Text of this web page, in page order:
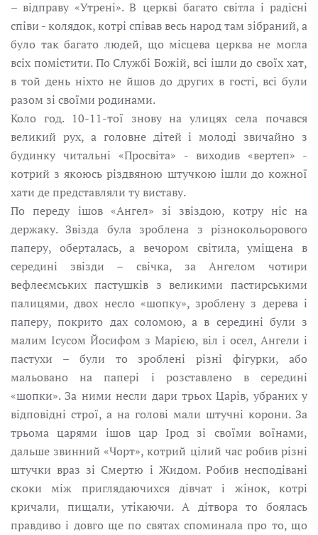
– відправу «Утрені». В церкві багато світла і радісні
співи - колядок, котрі співав весь народ там зібраний, а
було так багато людей, що місцева церква не могла
всіх помістити. По Службі Божій, всі ішли до своїх хат,
в той день ніхто не йшов до других в гості, всі були
разом зі своїми родинами.
Коло год. 10-11-тої знову на улицях села почався
великий рух, а головне дітей і молоді звичайно з
будинку читальні «Просвіта» - виходив «вертеп» -
котрий з якоюсь різдвяною штучкою ішли до кожної
хати де представляли ту виставу.
По переду ішов «Ангел» зі звіздою, котру ніс на
держаку. Звізда була зроблена з різнокольорового
паперу, оберталась, а вечором світила, уміщена в
середині звізди – свічка, за Ангелом чотири
вефлеємських пастушків з великими пастирськими
палицями, двох несло «шопку», зроблену з дерева і
паперу, покрито дах соломою, а в середині були з
малим Ісусом Йосифом з Марією, віл і осел, Ангели і
пастухи – були то зроблені різні фігурки, або
мальовано на папері і розставлено в середині
«шопки». За ними несли дари трьох Царів, убраних у
відповідні строї, а на голові мали штучні корони. За
трьома царями ішов цар Ірод зі своїми воїнами,
дальше звинний «Чорт», котрий цілий час робив різні
штучки враз зі Смертю і Жидом. Робив несподівані
скоки між приглядаючихся дівчат і жінок, котрі
кричали, пищали, утікаючи. А дітвора то боялась
правдиво і довго ще по святах споминала про то, що